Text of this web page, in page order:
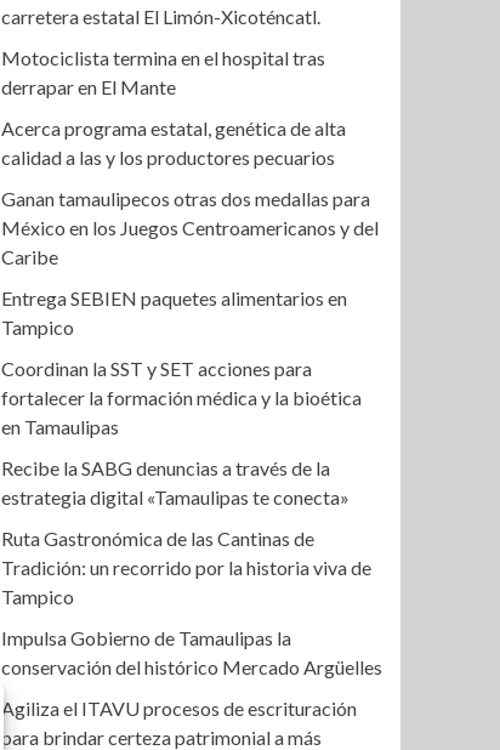
carretera estatal El Limón-Xicoténcatl.
Motociclista termina en el hospital tras
derrapar en El Mante
Acerca programa estatal, genética de alta
calidad a las y los productores pecuarios
Ganan tamaulipecos otras dos medallas para
México en los Juegos Centroamericanos y del
Caribe
Entrega SEBIEN paquetes alimentarios en
Tampico
Coordinan la SST y SET acciones para
fortalecer la formación médica y la bioética
en Tamaulipas
Recibe la SABG denuncias a través de la
estrategia digital «Tamaulipas te conecta»
Ruta Gastronómica de las Cantinas de
Tradición: un recorrido por la historia viva de
Tampico
Impulsa Gobierno de Tamaulipas la
conservación del histórico Mercado Argüelles
Agiliza el ITAVU procesos de escrituración
para brindar certeza patrimonial a más